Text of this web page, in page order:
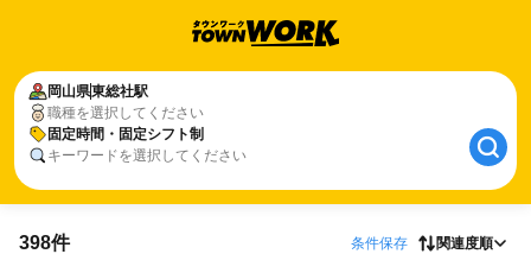
岡山県東総社駅
職種を選択してください
固定時間・固定シフト制
キーワードを選択してください
398件 条件保存 関連度順